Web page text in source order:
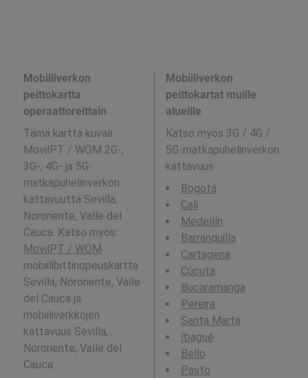
Mobiiliverkon
peittokartta
operaattoreittain
Tämä kartta kuvaa
MovilPT / WOM 2G-,
3G-, 4G- ja 5G-
matkapuhelinverkon
kattavuutta Sevilla,
Nororiente, Valle del
Cauca. Katso myös:
MovilPT / WOM
mobiilibittinopeuskartta
Sevilla, Nororiente, Valle
del Cauca ja
mobiiliverkkojen
kattavuus Sevilla,
Nororiente, Valle del
Cauca.
Mobiiliverkon
peittokartat muille
alueille
Katso myös 3G / 4G /
5G-matkapuhelinverkon
kattavuus :
Bogotá
Cali
Medellín
Barranquilla
Cartagena
Cúcuta
Bucaramanga
Pereira
Santa Marta
Ibagué
Bello
Pasto